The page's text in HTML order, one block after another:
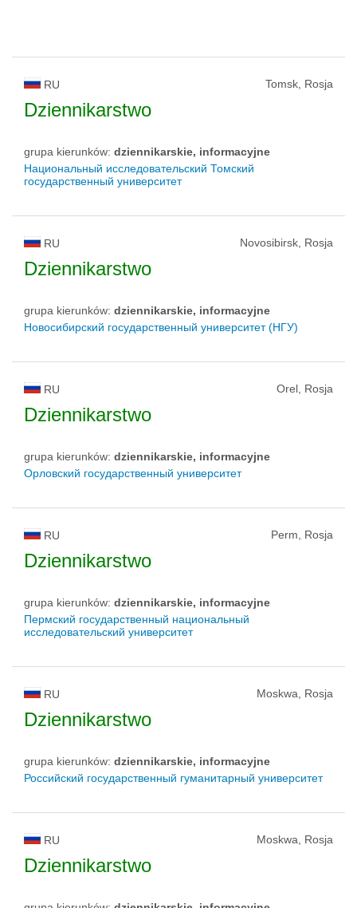
RU Tomsk, Rosja
Dziennikarstwo
grupa kierunków: dziennikarskie, informacyjne
Национальный исследовательский Томский
государственный университет
RU Novosibirsk, Rosja
Dziennikarstwo
grupa kierunków: dziennikarskie, informacyjne
Новосибирский государственный университет (НГУ)
RU Orel, Rosja
Dziennikarstwo
grupa kierunków: dziennikarskie, informacyjne
Орловский государственный университет
RU Perm, Rosja
Dziennikarstwo
grupa kierunków: dziennikarskie, informacyjne
Пермский государственный национальный
исследовательский университет
RU Moskwa, Rosja
Dziennikarstwo
grupa kierunków: dziennikarskie, informacyjne
Российский государственный гуманитарный университет
RU Moskwa, Rosja
Dziennikarstwo